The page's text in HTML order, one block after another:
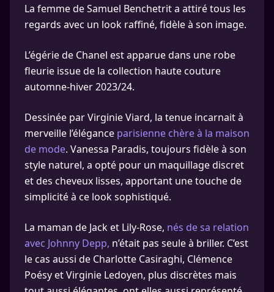
La femme de Samuel Benchetrit a attiré tous les
regards avec un look raffiné, fidèle à son image.
L’égérie de Chanel est apparue dans une robe
fleurie issue de la collection haute couture
automne-hiver 2023/24.
Dessinée par Virginie Viard, la tenue incarnait à
merveille l’élégance parisienne chère à la maison
de mode. Vanessa Paradis, toujours fidèle à son
style naturel, a opté pour un maquillage discret
et des cheveux lisses, apportant une touche de
simplicité à ce look sophistiqué.
La maman de Jack et Lily-Rose, nés de sa relation
avec Johnny Depp, n’était pas seule à briller. C’est
le cas aussi de Charlotte Casiraghi, Clémence
Poésy et Virginie Ledoyen, plus discrètes mais